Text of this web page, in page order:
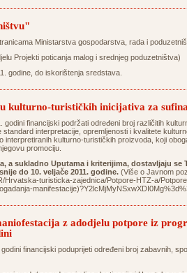
Ministarstva gospodarstva, rada i
Projekti poticanja malog i srednjeg poduzetništva)
godine, do iskorištenja sredstava.
kulturno-turističkih inicijativa za
financijski podržati određeni broj različitih
interpretacije, opremljenosti i kvalitete
interpretiranih kulturno-turističkih proizvoda, koji
promociju.
a sukladno Uputama i kriterijima, dostavljaju se
do 10. veljače 2011. godine. (Više o Javnom
Hrvatska-turisticka-zajednica/Potpore-HTZ-a/
z adodjelu potpore iz
financijski poduprijeti određeni broj zabavnih,